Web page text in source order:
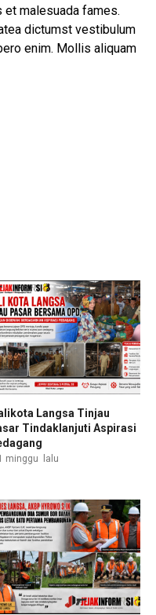
malesuada fames.
dictumst vestibulum
enim. Mollis aliquam
Langsa Tinjau
Tindaklanjuti Aspirasi
minggu lalu